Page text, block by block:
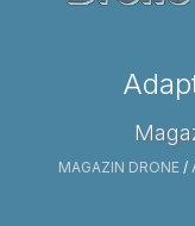
MAGAZIN DRONE /